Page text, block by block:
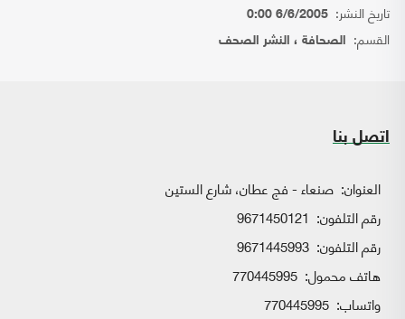
تاريخ النشر: 6/6/2005 0:00
القسم: الصحافة ، النشر الصحف
اتصل بنا
العنوان: صنعاء - فج عطان، شارع الستين
رقم التلفون: 9671450121
رقم التلفون: 9671445993
هاتف محمول: 770445995
واتساب: